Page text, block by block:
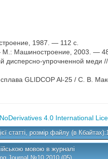
1987. — 112 с.
М.: Машиностроение, 2003. —
дисперсно-упрочненной
сплава GLIDCOP Al-25 / С. В.
4.0 International
статті, розмір файлу (в
мовою в журналі